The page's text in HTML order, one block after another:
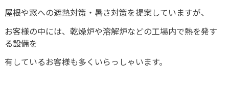
環境への取り組み
矢野の歴史
プライバシーポリシー
屋根や窓への遮熱対策・暑さ対策を提案していますが、
お客様の中には、乾燥炉や溶解炉などの工場内で熱を発す
る設備を
有しているお客様も多くいらっしゃいます。